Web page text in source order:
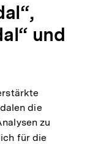
und
die
zu
für die